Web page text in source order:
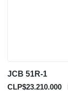
JCB 51R-1
CLP$23.210.000